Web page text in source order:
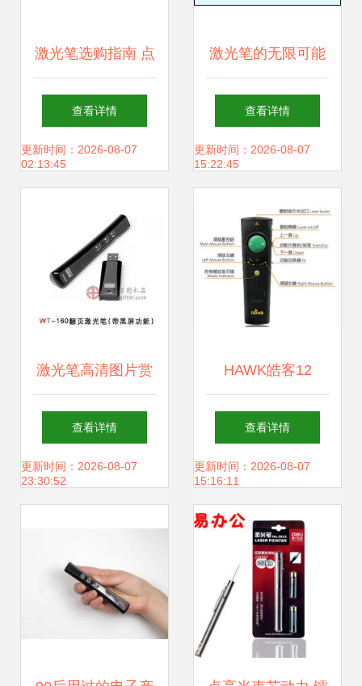
激光笔选购指南 点
亮高效的智能助
手，多功能激光笔
查看详情
更新时间：2026-08-07
02:13:45
激光笔的无限可能
北京鹏程伟业数码
科技的专业解读
查看详情
更新时间：2026-08-07
15:22:45
激光笔高清图片赏
析 精准与先锋的交
汇
查看详情
更新时间：2026-08-07
23:30:52
HAWK皓客12
HPG480专业阐释
激光指示画笔的革
新代表作
查看详情
更新时间：2026-08-07
15:16:11